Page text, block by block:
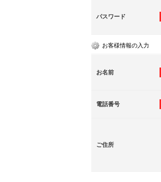
パスワード
お客様情報の入力
お名前
電話番号
ご住所